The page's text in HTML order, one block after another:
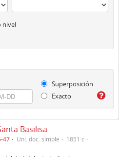
nivel
Superposición
Exacto
Basilisa
47 Uni. doc. simple
1851 c